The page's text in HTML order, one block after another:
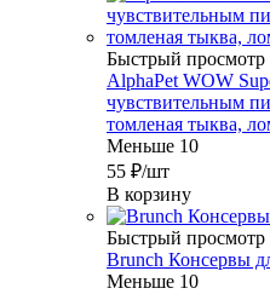
Быстрый просмотр
AlphaPet WOW
чувствительным
томленая тыква,
Меньше 10
55 ₽/шт
В корзину
Быстрый просмотр
Brunch Консервы
Меньше 10